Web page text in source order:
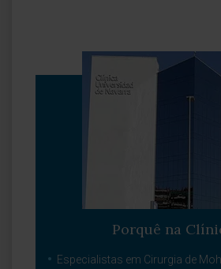
Porquê na
Especialistas em Cirurgia de